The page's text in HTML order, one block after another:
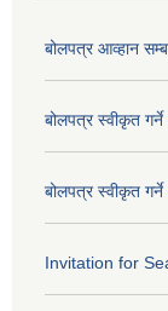
बोलपत्र आव्हान
बोलपत्र स्वीकृत
बोलपत्र स्वीकृत
Invitation for